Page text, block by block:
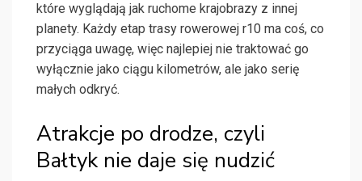
które wyglądają jak ruchome krajobrazy z innej
planety. Każdy etap trasy rowerowej r10 ma coś, co
przyciąga uwagę, więc najlepiej nie traktować go
wyłącznie jako ciągu kilometrów, ale jako serię
małych odkryć.
Atrakcje po drodze, czyli
Bałtyk nie daje się nudzić